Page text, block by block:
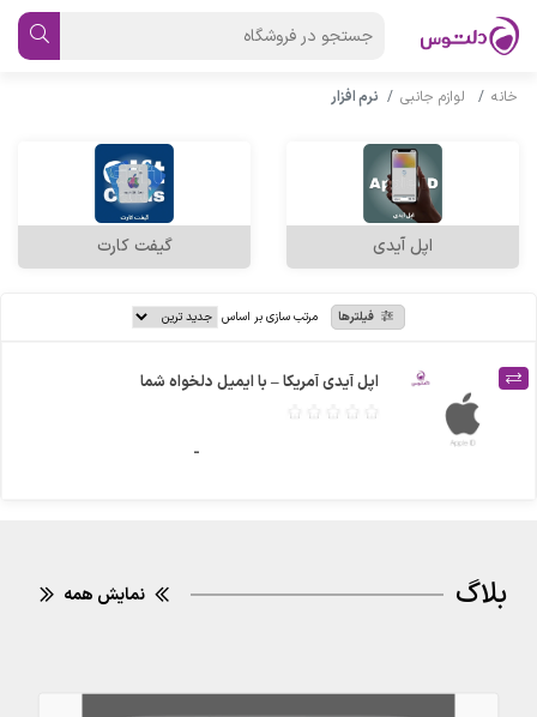
خانه لوازم جانبی نرم افزار
اپل آیدی گیفت کارت
فیلترها مرتب سازی بر اساس
اپل آیدی آمریکا – با ایمیل دلخواه شما
-
بلاگ نمایش همه